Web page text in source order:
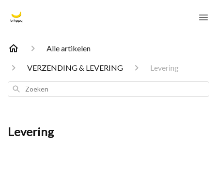
Alle artikelen
VERZENDING & LEVERING Levering
Zoeken
Levering